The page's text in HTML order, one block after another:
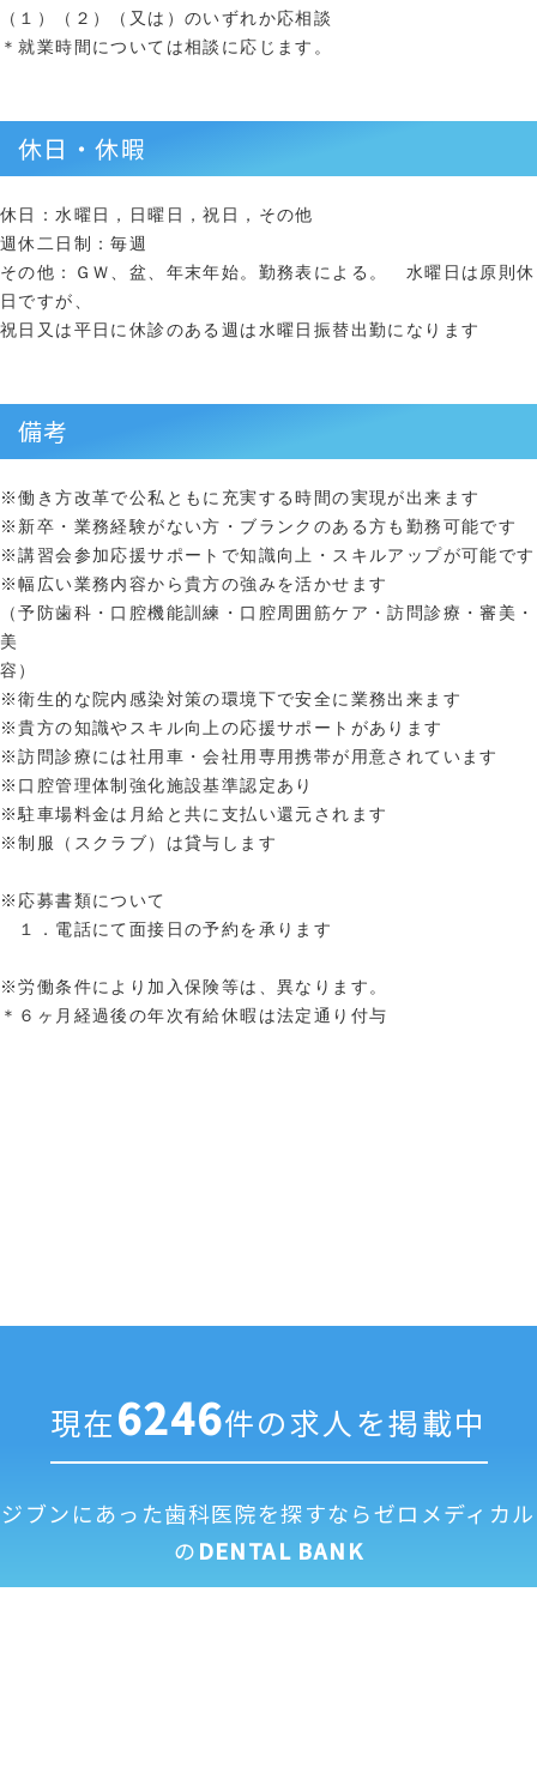
（１）（２）（又は）のいずれか応相談
＊就業時間については相談に応じます。
休日・休暇
休日：水曜日，日曜日，祝日，その他
週休二日制：毎週
その他：ＧＷ、盆、年末年始。勤務表による。 水曜日は原則休
日ですが、
祝日又は平日に休診のある週は水曜日振替出勤になります
備考
※働き方改革で公私ともに充実する時間の実現が出来ます
※新卒・業務経験がない方・ブランクのある方も勤務可能です
※講習会参加応援サポートで知識向上・スキルアップが可能です
※幅広い業務内容から貴方の強みを活かせます
（予防歯科・口腔機能訓練・口腔周囲筋ケア・訪問診療・審美・
美
容）
※衛生的な院内感染対策の環境下で安全に業務出来ます
※貴方の知識やスキル向上の応援サポートがあります
※訪問診療には社用車・会社用専用携帯が用意されています
※口腔管理体制強化施設基準認定あり
※駐車場料金は月給と共に支払い還元されます
※制服（スクラブ）は貸与します
※応募書類について
１．電話にて面接日の予約を承ります
※労働条件により加入保険等は、異なります。
＊６ヶ月経過後の年次有給休暇は法定通り付与
現在6246件の求人を掲載中
ジブンにあった歯科医院を探すならゼロメディカル
のDENTAL BANK